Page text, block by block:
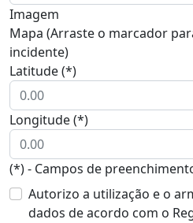
Imagem
Mapa (Arraste o marcador
incidente)
Latitude (*)
Longitude (*)
(*) - Campos de
Autorizo a utilização e o
dados de acordo com o